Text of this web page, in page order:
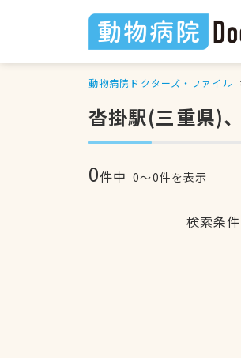
動物病院ドクターズ・ファイル
沓掛駅(三重県)
0件中 0〜0件を表示
検索条